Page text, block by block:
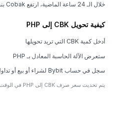
خلال الـ 24 ساعة الماضية، ارتفع Cobak بنسبة 0.00%.
كيفية تحويل CBK إلى PHP
أدخل كمية CBK التي تريد تحويلها
ستعرض الآلة الحاسبة المعادل بـ PHP
سجل في حساب Bybit لشراء أو بيع أو تداول CBK
يتم تحديث سعر صرف CBK إلى PHP في الوقت الفعلي بناءً على بيانات السوق.